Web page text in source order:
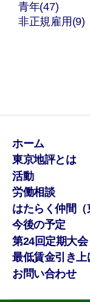
青年(47)
非正規雇用(9)
ホーム
東京地評とは
活動
労働相談
はたらく仲間（
今後の予定
第24回定期大会
最低賃金引き上
お問い合わせ